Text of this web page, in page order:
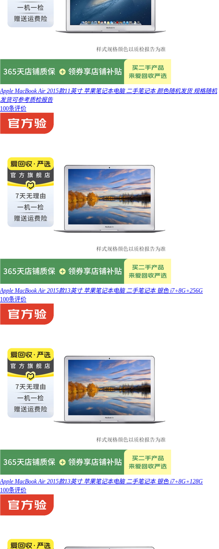
Apple MacBook Air 2015款11英寸 苹果笔记本电脑 二手笔记本 颜色随机发货 规格随机
发货可参考质检报告
100条评价
Apple MacBook Air 2015款13英寸 苹果笔记本电脑 二手笔记本 银色 i7+8G+256G
100条评价
Apple MacBook Air 2015款13英寸 苹果笔记本电脑 二手笔记本 银色 i7+8G+128G
100条评价